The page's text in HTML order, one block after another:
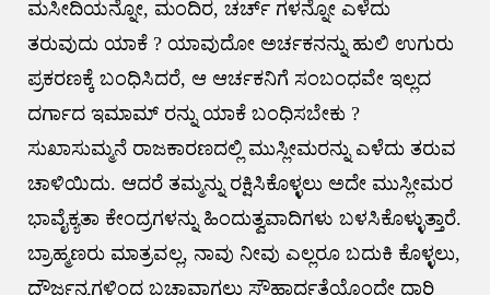
ಮಸೀದಿಯನ್ನೋ, ಮಂದಿರ, ಚರ್ಚ್ ಗಳನ್ನೋ ಎಳೆದು
ತರುವುದು ಯಾಕೆ ? ಯಾವುದೋ ಅರ್ಚಕನನ್ನು ಹುಲಿ ಉಗುರು
ಪ್ರಕರಣಕ್ಕೆ ಬಂಧಿಸಿದರೆ, ಆ ಆರ್ಚಕನಿಗೆ ಸಂಬಂಧವೇ ಇಲ್ಲದ
ದರ್ಗಾದ ಇಮಾಮ್ ರನ್ನು ಯಾಕೆ ಬಂಧಿಸಬೇಕು ?
ಸುಖಾಸುಮ್ಮನೆ ರಾಜಕಾರಣದಲ್ಲಿ ಮುಸ್ಲೀಮರನ್ನು ಎಳೆದು ತರುವ
ಚಾಳಿಯಿದು. ಆದರೆ ತಮ್ಮನ್ನು ರಕ್ಷಿಸಿಕೊಳ್ಳಲು ಅದೇ ಮುಸ್ಲೀಮರ
ಭಾವೈಕ್ಯತಾ ಕೇಂದ್ರಗಳನ್ನು ಹಿಂದುತ್ವವಾದಿಗಳು ಬಳಸಿಕೊಳ್ಳುತ್ತಾರೆ.
ಬ್ರಾಹ್ಮಣರು ಮಾತ್ರವಲ್ಲ, ನಾವು ನೀವು ಎಲ್ಲರೂ ಬದುಕಿ ಕೊಳ್ಳಲು,
ದೌರ್ಜನ್ಯಗಳಿಂದ ಬಚಾವಾಗಲು ಸೌಹಾರ್ದತೆಯೊಂದೇ ದಾರಿ